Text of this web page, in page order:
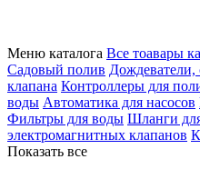
Меню каталога Все тоавары
Садовый полив
клапана Контроллеры для
воды Автоматика для насосов
Фильтры для воды Шланги
электромагнитных клапанов
Показать все